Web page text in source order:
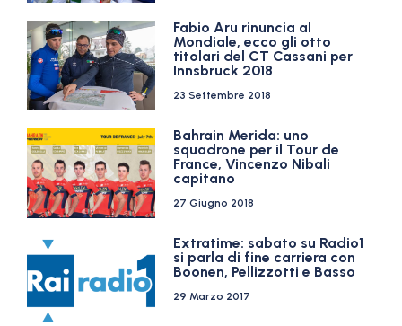
Fabio Aru rinuncia al
Mondiale, ecco gli otto
titolari del CT Cassani per
Innsbruck 2018
23 Settembre 2018
Bahrain Merida: uno
squadrone per il Tour de
France, Vincenzo Nibali
capitano
27 Giugno 2018
Extratime: sabato su Radio1
si parla di fine carriera con
Boonen, Pellizzotti e Basso
29 Marzo 2017